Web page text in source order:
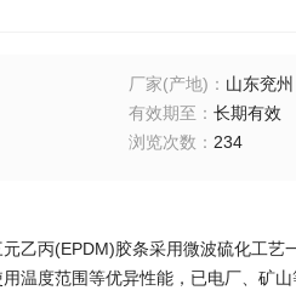
厂家(产地) ： 山东兖州
有效期至 ： 长期有效
浏览次数 ： 234
乙丙(EPDM)胶条采用微波硫化工艺
温度范围等优异性能，已电厂、矿